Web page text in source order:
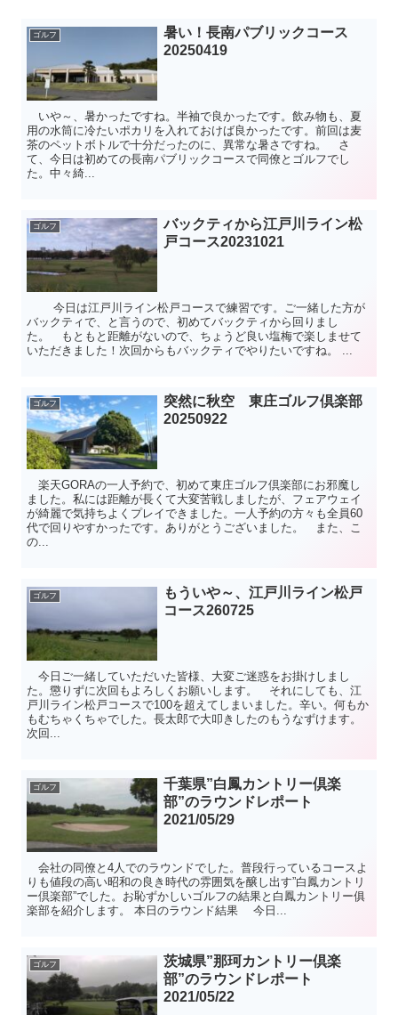
ゴルフ
暑い！長南パブリックコース
20250419
いや～、暑かったですね。半袖で良かったです。飲み物も、夏
用の水筒に冷たいポカリを入れておけば良かったです。前回は麦
茶のペットボトルで十分だったのに、異常な暑さですね。 さ
て、今日は初めての長南パブリックコースで同僚とゴルフでし
た。中々綺...
ゴルフ
バックティから江戸川ライン松
戸コース20231021
今日は江戸川ライン松戸コースで練習です。ご一緒した方が
バックティで、と言うので、初めてバックティから回りまし
た。 もともと距離がないので、ちょうど良い塩梅で楽しませて
いただきました！次回からもバックティでやりたいですね。 ...
ゴルフ
突然に秋空 東庄ゴルフ倶楽部
20250922
楽天GORAの一人予約で、初めて東庄ゴルフ倶楽部にお邪魔し
ました。私には距離が長くて大変苦戦しましたが、フェアウェイ
が綺麗で気持ちよくプレイできました。一人予約の方々も全員60
代で回りやすかったです。ありがとうございました。 また、こ
の...
ゴルフ
もういや～、江戸川ライン松戸
コース260725
今日ご一緒していただいた皆様、大変ご迷惑をお掛けしまし
た。懲りずに次回もよろしくお願いします。 それにしても、江
戸川ライン松戸コースで100を超えてしまいました。辛い。何もか
もむちゃくちゃでした。長太郎で大叩きしたのもうなずけます。
次回...
ゴルフ
千葉県”白鳳カントリー倶楽
部”のラウンドレポート
2021/05/29
会社の同僚と4人でのラウンドでした。普段行っているコースよ
りも値段の高い昭和の良き時代の雰囲気を醸し出す”白鳳カントリ
ー倶楽部”でした。お恥ずかしいゴルフの結果と白鳳カントリー俱
楽部を紹介します。 本日のラウンド結果 今日...
ゴルフ
茨城県”那珂カントリー倶楽
部”のラウンドレポート
2021/05/22